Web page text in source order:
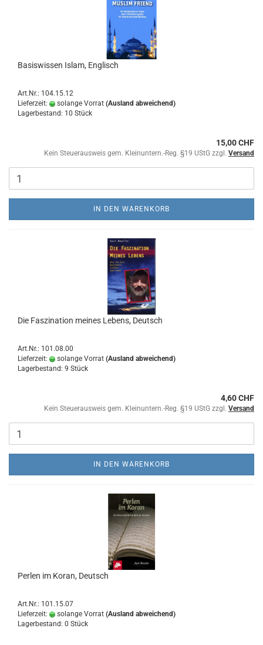
Basiswissen Islam, Englisch
Art.Nr.: 104.15.12
Lieferzeit:
solange Vorrat (Ausland abweichend)
Lagerbestand: 10 Stück
15,00 CHF
Kein Steuerausweis gem. Kleinuntern.-Reg. §19 UStG zzgl. Versand
IN DEN WARENKORB
Die Faszination meines Lebens, Deutsch
Art.Nr.: 101.08.00
Lieferzeit:
solange Vorrat (Ausland abweichend)
Lagerbestand: 9 Stück
4,60 CHF
Kein Steuerausweis gem. Kleinuntern.-Reg. §19 UStG zzgl. Versand
IN DEN WARENKORB
Perlen im Koran, Deutsch
Art.Nr.: 101.15.07
Lieferzeit:
solange Vorrat (Ausland abweichend)
Lagerbestand: 0 Stück